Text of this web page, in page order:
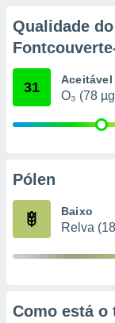
através
estudos
Qualidade
31 Aceitável
O₃ (78
Pólen
Baixo
Relva
Como está o